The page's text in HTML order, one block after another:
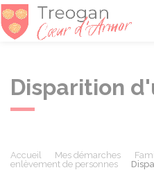
Disparition
Accueil Mes démarches
enlèvement de personnes